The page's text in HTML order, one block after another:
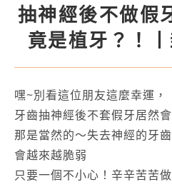
抽神經後不做假
竟是植牙？！
嘿~別看這位朋友這麼幸運，
牙齒抽神經後不套假牙居然會
那是當然的～失去神經的牙
會越來越脆弱
只要一個不小心！辛辛苦苦